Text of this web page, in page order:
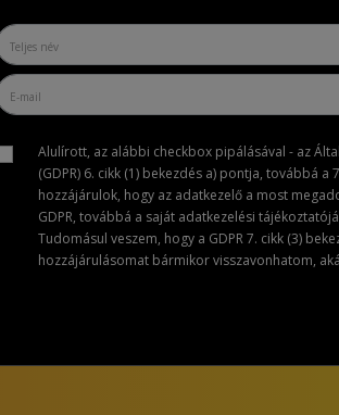
Alulírott, az alábbi checkbox pipálásával - az
(GDPR) 6. cikk (1) bekezdés a) pontja, továbbá a
hozzájárulok, hogy az adatkezelő a most
GDPR, továbbá a saját adatkezelési
Tudomásul veszem, hogy a GDPR 7. cikk (3)
hozzájárulásomat bármikor visszavonhatom,